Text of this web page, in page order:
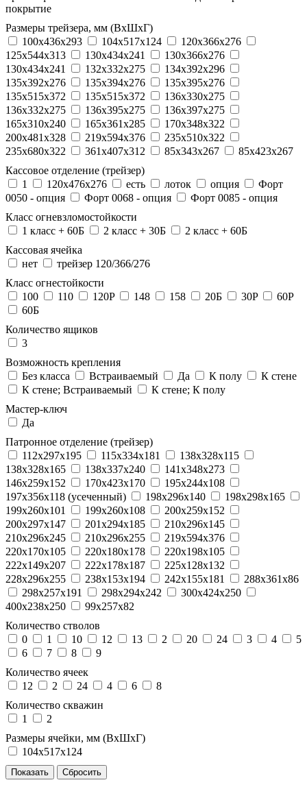
покрытие
Размеры трейзера, мм (ВхШхГ)
100x436x293
104х517х124
120x366x276
125x544x313
130x434x241
130х366х276
130х434х241
132x332x275
134x392x296
135x392x276
135x394x276
135x395x276
135x515x372
135х515х372
136x330x275
136x332x275
136x395x275
136x397x275
165x310x240
165x361x285
170x348x322
200x481x328
219x594x376
235x510x322
235x680x322
361x407x312 85x343x267
85x423x267
Кассовое отделение (трейзер)
1
120х476х276 есть лоток опция
Форт
0050 - опция
Форт 0068 - опция
Форт 0085 - опция
Класс огневзломостойкости
1 класс + 60Б
2 класс + 30Б
2 класс + 60Б
Кассовая ячейка
нет
трейзер 120/366/276
Класс огнестойкости
100
110 120P 148 158 20Б 30P
60P
60Б
Количество ящиков
3
Возможность крепления
Без класса
Встраиваемый Да К полу
К стене
К стене; Встраиваемый
К стене; К полу
Мастер-ключ
Да
Патронное отделение (трейзер)
112x297x195
115x334x181
138x328x115
138x328x165
138x337x240
141x348x273
146x259x152
170x423x170
195x244x108
197x356x118 (усеченный)
198x296x140
198x298x165
199x260x101
199x260x108
200x259x152
200x297x147
201x294x185
210x296x145
210x296x245
210x296x255
219x594x376
220x170x105
220x180x178
220x198x105
222x149x207
222x178x187
225x128x132
228x296x255
238x153x194 242x155x181
288x361x86
298x257x191
298x294x242
300x424x250
400x238x250
99x257x82
Количество стволов
0
1 10 12 13 2 20 24 3 4
5
6
7 8
9
Количество ячеек
12
2 24 4 6
8
Количество скважин
1
2
Размеры ячейки, мм (ВхШхГ)
104х517х124